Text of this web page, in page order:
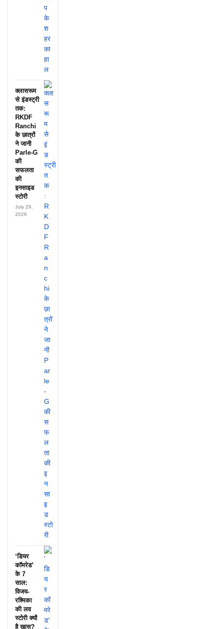
क्लासरूम
से इंडस्ट्री
तक:
RKDF
Ranchi
के छात्रों
ने जानी
Parle-G
की
सफलता
की
इनसाइड
स्टोरी
July 29,
2026
‘डियर
कॉमरेड’
के 7
साल:
विजय-
रश्मिका
की लव
स्टोरी क्यों
है खास?